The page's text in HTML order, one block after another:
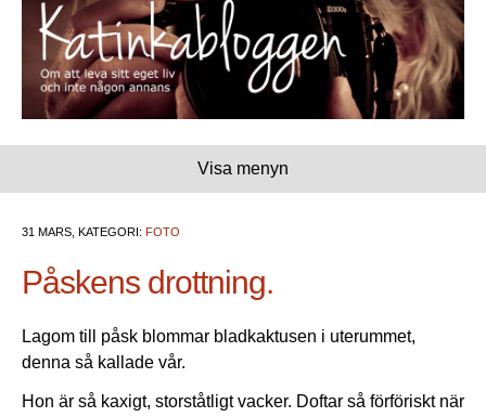
Visa menyn
31 MARS, KATEGORI: FOTO
Påskens drottning.
Lagom till påsk blommar bladkaktusen i uterummet,
denna så kallade vår.
Hon är så kaxigt, storståtligt vacker. Doftar så förföriskt när